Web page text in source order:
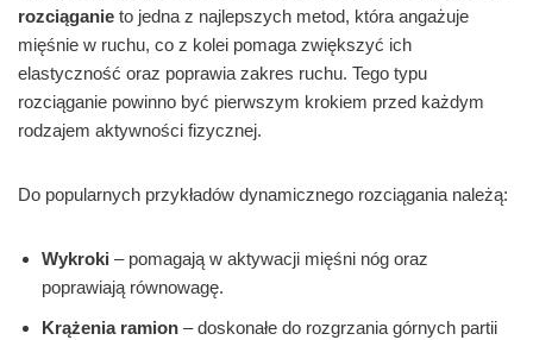
rozciąganie to jedna z najlepszych metod, która angażuje
mięśnie w ruchu, co z kolei pomaga zwiększyć ich
elastyczność oraz poprawia zakres ruchu. Tego typu
rozciąganie powinno być pierwszym krokiem przed każdym
rodzajem aktywności fizycznej.
Do popularnych przykładów dynamicznego rozciągania należą:
Wykroki – pomagają w aktywacji mięśni nóg oraz
poprawiają równowagę.
Krążenia ramion – doskonałe do rozgrzania górnych partii